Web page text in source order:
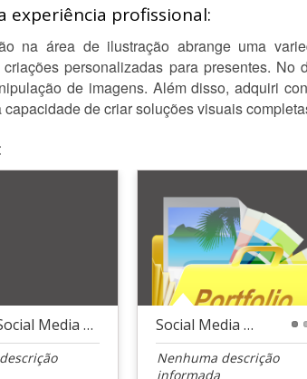
experiência profissional:
na área de ilustração abrange uma
personalizadas para presentes.
de imagens. Além disso, adquiri
de criar soluções visuais
Posts de Social Media para restaurante saudável Social Media para Farmárcia
Nenhuma descrição
informada